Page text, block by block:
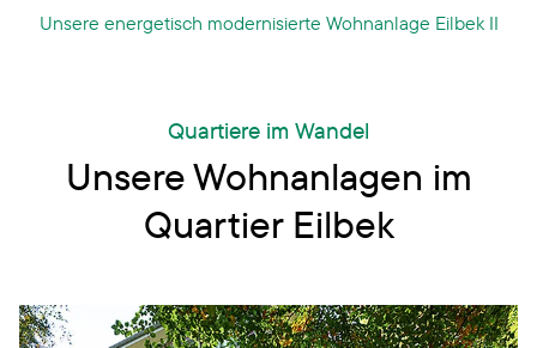
Unsere energetisch modernisierte Wohnanlage Eilbek II
Quartiere im Wandel
Unsere Wohnanlagen im
Quartier Eilbek